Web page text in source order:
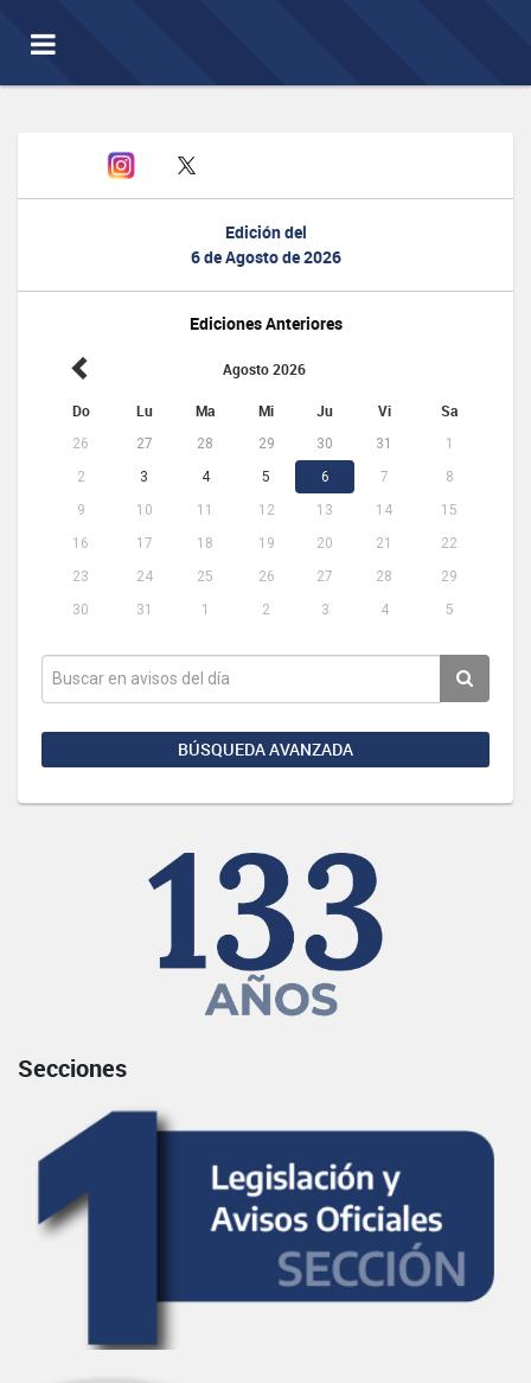
Toggle
navigation
Edición del
6 de Agosto de 2026
Ediciones Anteriores
Agosto 2026
Do Lu Ma Mi Ju Vi Sa
26 27 28 29 30 31
1
2
3 4 5 6 7
8
9
10 11 12 13 14
15
16
17 18 19 20 21
22
23
24 25 26 27 28
29
30
31 1 2 3 4 5
BÚSQUEDA AVANZADA
Secciones